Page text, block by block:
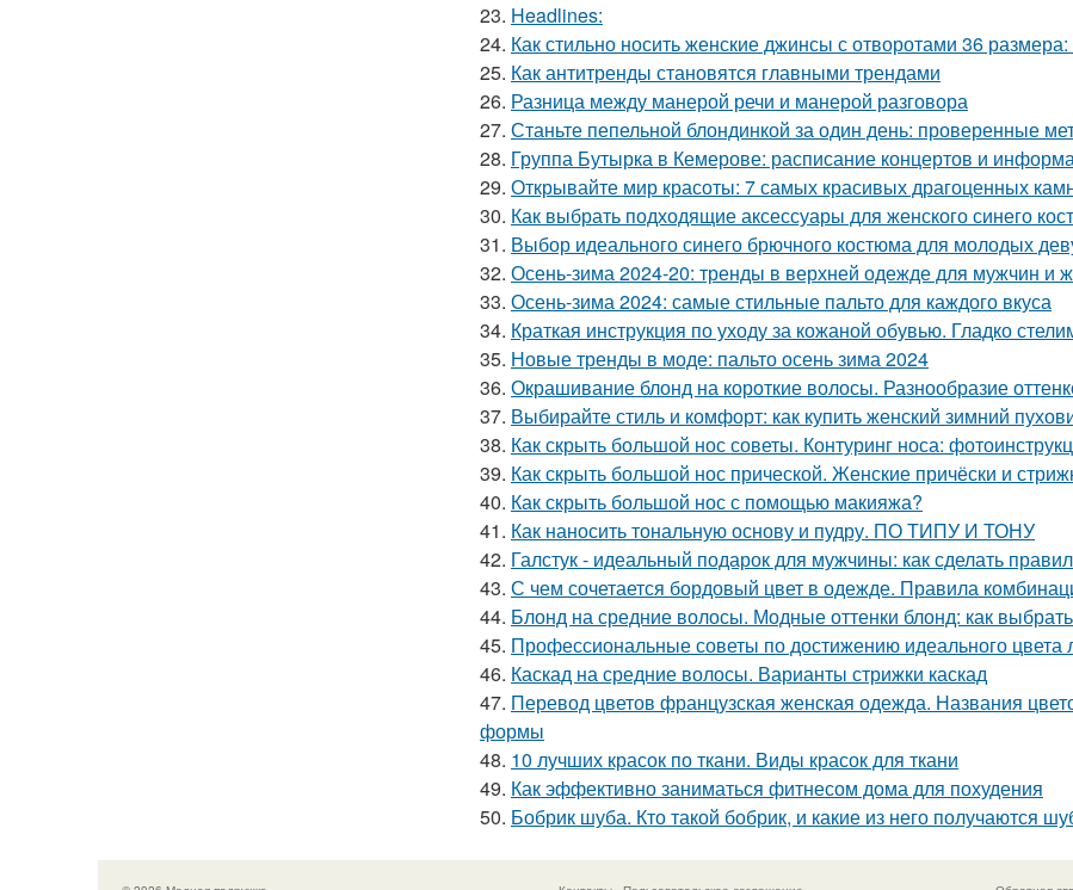
23. Headlines:
24. Как стильно носить женские джинсы с отворотами 36 размера:
25. Как антитренды становятся главными трендами
26. Разница между манерой речи и манерой разговора
27. Станьте пепельной блондинкой за один день: проверенные
28. Группа Бутырка в Кемерове: расписание концертов и
29. Открывайте мир красоты: 7 самых красивых драгоценных
30. Как выбрать подходящие аксессуары для женского синего
31. Выбор идеального синего брючного костюма для молодых
32. Осень-зима 2024-20: тренды в верхней одежде для мужчин и
33. Осень-зима 2024: самые стильные пальто для каждого вкуса
34. Краткая инструкция по уходу за кожаной обувью. Гладко
35. Новые тренды в моде: пальто осень зима 2024
36. Окрашивание блонд на короткие волосы. Разнообразие
37. Выбирайте стиль и комфорт: как купить женский зимний
38. Как скрыть большой нос советы. Контуринг носа:
39. Как скрыть большой нос прической. Женские причёски и
40. Как скрыть большой нос с помощью макияжа?
41. Как наносить тональную основу и пудру. ПО ТИПУ И ТОНУ
42. Галстук - идеальный подарок для мужчины: как сделать
43. С чем сочетается бордовый цвет в одежде. Правила
44. Блонд на средние волосы. Модные оттенки блонд: как
45. Профессиональные советы по достижению идеального цвета
46. Каскад на средние волосы. Варианты стрижки каскад
47. Перевод цветов французская женская одежда. Названия
формы
48. 10 лучших красок по ткани. Виды красок для ткани
49. Как эффективно заниматься фитнесом дома для похудения
50. Бобрик шуба. Кто такой бобрик, и какие из него получаются